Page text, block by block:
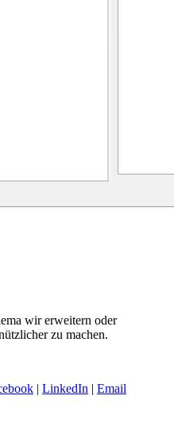
wir erweitern oder
zu machen.
| LinkedIn | Email